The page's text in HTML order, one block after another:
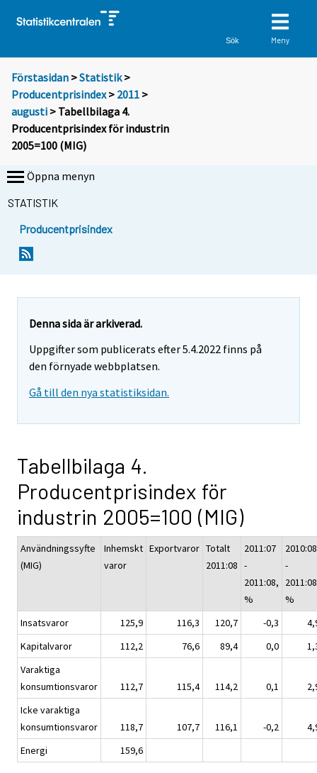
Sök Meny
Förstasidan >Statistik >
Producentprisindex> 2011 >
augusti > Tabellbilaga 4.
Producentprisindex för industrin
2005=100 (MIG)
Öppna menyn
STATISTIK
Producentprisindex
Denna sida är arkiverad.
Uppgifter som publicerats efter 5.4.2022 finns på
den förnyade webbplatsen.
Gå till den nya statistiksidan.
Tabellbilaga 4.
Producentprisindex för
industrin 2005=100 (MIG)
Användningssyfte
(MIG)
Inhemskt
varor
Exportvaror Totalt
2011:08
2011:07
-
2011:08,
%
2010:08
-
%
Insatsvaror
125,9 116,3 120,7 -0,3
Kapitalvaror
112,2 76,6 89,4 0,0
Varaktiga
konsumtionsvaror
112,7 115,4 114,2 0,1
Icke varaktiga
konsumtionsvaror
118,7 107,7 116,1 -0,2
Energi
159,6